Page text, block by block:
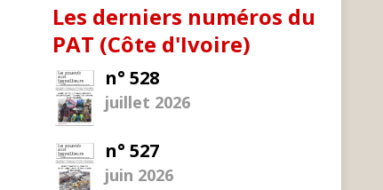
Les derniers numéros du
PAT (Côte d'Ivoire)
n° 528
juillet 2026
n° 527
juin 2026